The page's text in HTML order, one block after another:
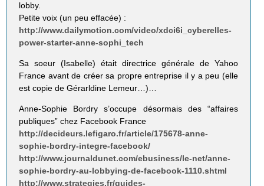
lobby.
Petite voix (un peu effacée) :
http://www.dailymotion.com/video/xdci6i_cyberelles-
power-starter-anne-sophi_tech
Sa soeur (Isabelle) était directrice générale de Yahoo
France avant de créer sa propre entreprise il y a peu (elle
est copie de Gérarldine Lemeur…)…
Anne-Sophie Bordry s’occupe désormais des “affaires
publiques” chez Facebook France
http://decideurs.lefigaro.fr/article/175678-anne-
sophie-bordry-integre-facebook/
http://www.journaldunet.com/ebusiness/le-net/anne-
sophie-bordry-au-lobbying-de-facebook-1110.shtml
http://www.strategies.fr/guides-